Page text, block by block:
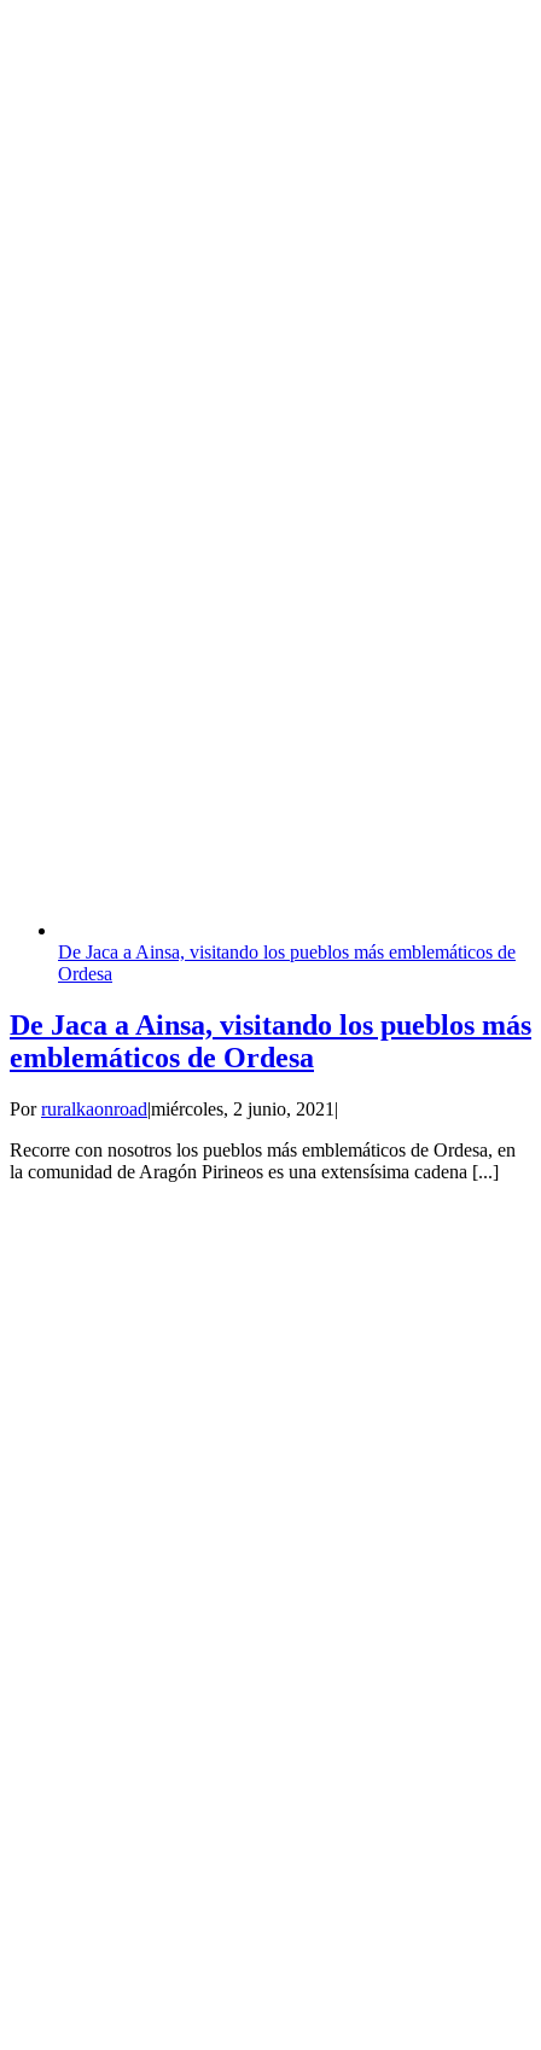
De Jaca a Ainsa, visitando los pueblos más emblemáticos de
Ordesa
De Jaca a Ainsa, visitando los pueblos más
emblemáticos de Ordesa
Porruralkaonroad|miércoles, 2 junio, 2021 |
Recorre con nosotros los pueblos más emblemáticos de Ordesa, en
la comunidad de Aragón Pirineos es una extensísima cadena [...]